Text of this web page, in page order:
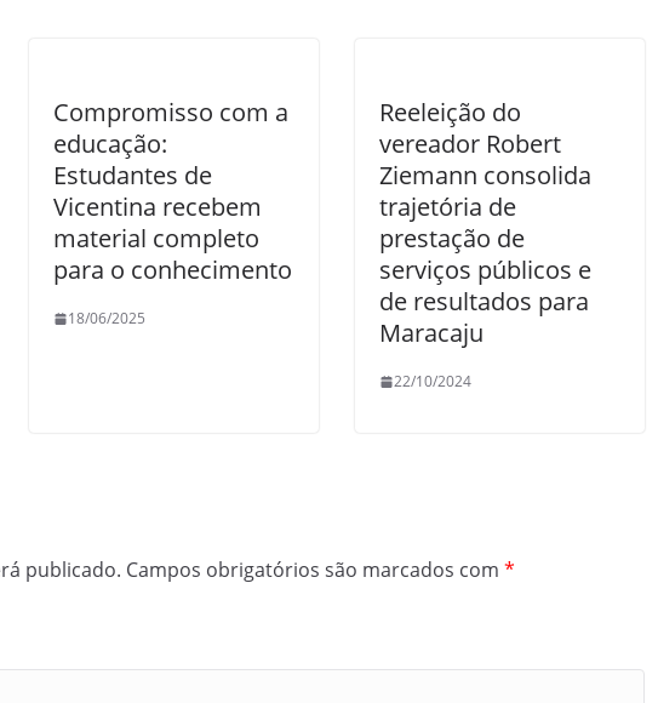
Compromisso com a
educação:
Estudantes de
Vicentina recebem
material completo
para o conhecimento
18/06/2025
Reeleição do
vereador Robert
Ziemann consolida
trajetória de
prestação de
serviços públicos e
de resultados para
Maracaju
22/10/2024
publicado. Campos obrigatórios são marcados com *